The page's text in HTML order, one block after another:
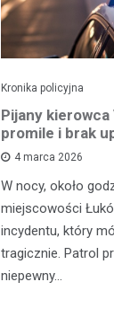
Kronika policyjna
Pijany kierowca
promile i brak
4 marca 2026
W nocy, około
miejscowości
incydentu, który
tragicznie. Patrol
niepewny…